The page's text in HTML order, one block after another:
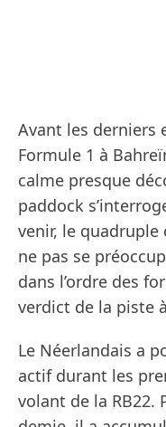
Avant les derniers
Formule 1 à
calme presque
paddock
venir, le
ne pas se
dans l’ordre des
verdict de la piste
Le Néerlandais a
actif durant les
volant de la RB22.